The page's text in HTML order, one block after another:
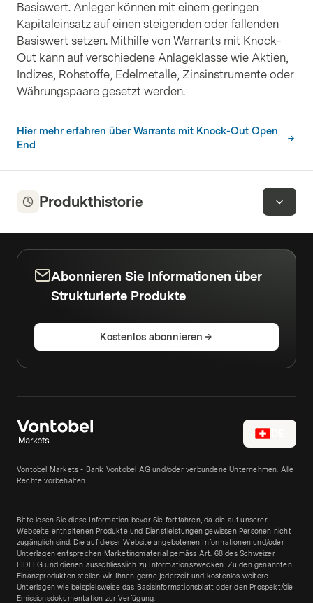
Basiswert. Anleger können mit einem geringen
Kapitaleinsatz auf einen steigenden oder fallenden
Basiswert setzen. Mithilfe von Warrants mit Knock-
Out kann auf verschiedene Anlageklasse wie Aktien,
Indizes, Rohstoffe, Edelmetalle, Zinsinstrumente oder
Währungspaare gesetzt werden.
Hier mehr erfahren über Warrants mit Knock-Out Open
End
Produkthistorie
Abonnieren Sie Informationen über
Strukturierte Produkte
Kostenlos abonnieren
Vontobel Markets - Bank Vontobel AG und/oder verbundene Unternehmen. Alle
Rechte vorbehalten.
Bitte lesen Sie diese Information bevor Sie fortfahren, da die auf unserer
Webseite enthaltenen Produkte und Dienstleistungen gewissen Personen nicht
zugänglich sind. Die auf dieser Website angebotenen Informationen und/oder
Unterlagen entsprechen Marketingmaterial gemäss Art. 68 des Schweizer
FIDLEG und dienen ausschliesslich zu Informationszwecken. Zu den genannten
Finanzprodukten stellen wir Ihnen gerne jederzeit und kostenlos weitere
Unterlagen wie beispielsweise das Basisinformationsblatt oder den Prospekt/die
Emissionsdokumentation zur Verfügung.